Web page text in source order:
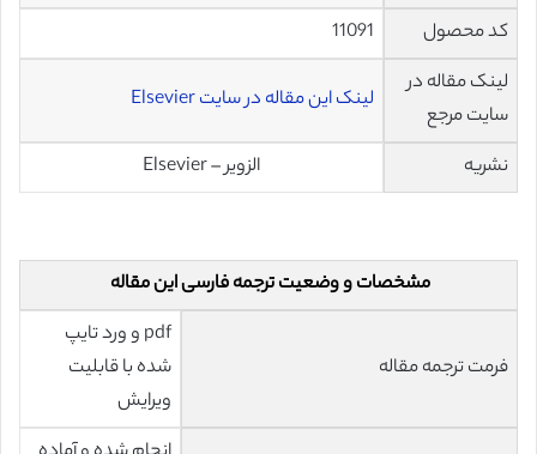
کد محصول
11091
لینک مقاله در
سایت مرجع
لینک این مقاله در سایت Elsevier
نشریه الزویر – Elsevier
مشخصات و وضعیت ترجمه فارسی این مقاله
فرمت ترجمه مقاله
pdf و ورد تایپ
شده با قابلیت
ویرایش